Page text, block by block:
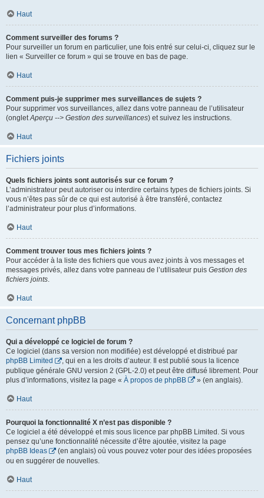
Haut
Comment surveiller des forums ?
Pour surveiller un forum en particulier, une fois entré sur celui-ci, cliquez sur le
lien « Surveiller ce forum » qui se trouve en bas de page.
Haut
Comment puis-je supprimer mes surveillances de sujets ?
Pour supprimer vos surveillances, allez dans votre panneau de l’utilisateur
(ongletAperçu --> Gestion des surveillances) et suivez les instructions.
Haut
Fichiers joints
Quels fichiers joints sont autorisés sur ce forum ?
L’administrateur peut autoriser ou interdire certains types de fichiers joints. Si
vous n’êtes pas sûr de ce qui est autorisé à être transféré, contactez
l’administrateur pour plus d’informations.
Haut
Comment trouver tous mes fichiers joints ?
Pour accéder à la liste des fichiers que vous avez joints à vos messages et
messages privés, allez dans votre panneau de l’utilisateur puis Gestion des
fichiers joints.
Haut
Concernant phpBB
Qui a développé ce logiciel de forum ?
Ce logiciel (dans sa version non modifiée) est développé et distribué par
phpBB Limited
, qui en a les droits d’auteur. Il est publié sous la licence
publique générale GNU version 2 (GPL-2.0) et peut être diffusé librement. Pour
plus d’informations, visitez la page « À propos de phpBB » (en anglais).
Haut
Pourquoi la fonctionnalité X n’est pas disponible ?
Ce logiciel a été développé et mis sous licence par phpBB Limited. Si vous
pensez qu’une fonctionnalité nécessite d’être ajoutée, visitez la page
phpBB Ideas
(en anglais) où vous pouvez voter pour des idées proposées
ou en suggérer de nouvelles.
Haut